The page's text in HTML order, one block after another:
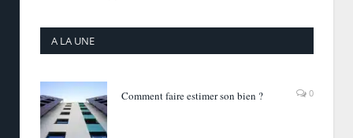
A LA UNE
0
Comment faire estimer son bien ?